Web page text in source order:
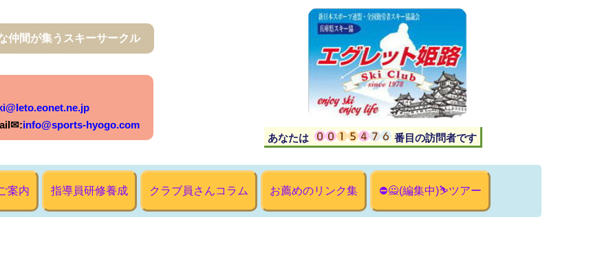
仲間が集うスキーサークル
info@sports-hyogo.com
あなたは 番目の訪問者です
案内 指導員研修養成 クラブ員さんコラム お薦めのリンク集 ⛔🙅(編集中)⛷ツアー